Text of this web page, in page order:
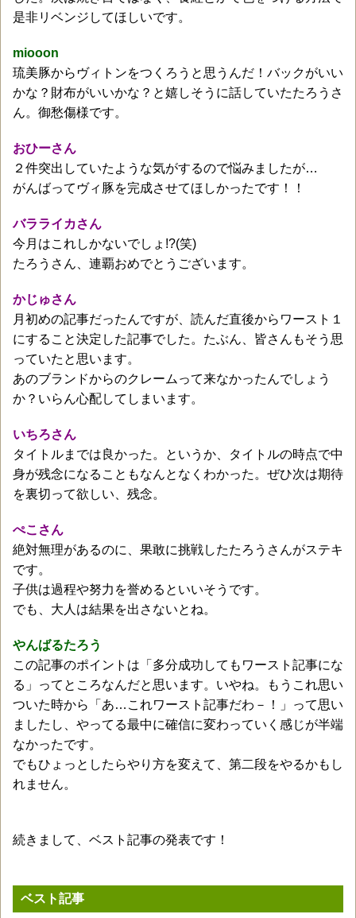
是非リベンジしてほしいです。
miooon
琉美豚からヴィトンをつくろうと思うんだ！バックがいい
かな？財布がいいかな？と嬉しそうに話していたたろうさ
ん。御愁傷様です。
おひーさん
２件突出していたような気がするので悩みましたが…
がんばってヴィ豚を完成させてほしかったです！！
バラライカさん
今月はこれしかないでしょ!?(笑)
たろうさん、連覇おめでとうございます。
かじゅさん
月初めの記事だったんですが、読んだ直後からワースト１
にすること決定した記事でした。たぶん、皆さんもそう思
っていたと思います。
あのブランドからのクレームって来なかったんでしょう
か？いらん心配してしまいます。
いちろさん
タイトルまでは良かった。というか、タイトルの時点で中
身が残念になることもなんとなくわかった。ぜひ次は期待
を裏切って欲しい、残念。
ぺこさん
絶対無理があるのに、果敢に挑戦したたろうさんがステキ
です。
子供は過程や努力を誉めるといいそうです。
でも、大人は結果を出さないとね。
やんばるたろう
この記事のポイントは「多分成功してもワースト記事にな
る」ってところなんだと思います。いやね。もうこれ思い
ついた時から「あ…これワースト記事だわ－！」って思い
ましたし、やってる最中に確信に変わっていく感じが半端
なかったです。
でもひょっとしたらやり方を変えて、第二段をやるかもし
れません。
続きまして、ベスト記事の発表です！
ベスト記事